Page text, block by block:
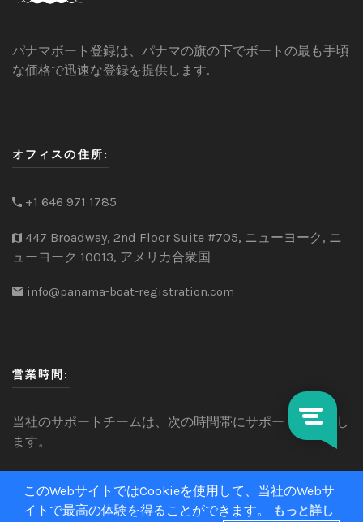
パナマボート登録は、パナマの旗の下でボートの最も手頃
な価格で迅速な登録を提供します.
オフィスの住所:
+1 646 971 1785
447 Broadway, 2nd Floor Suite #705, ニューヨーク, ニ
ューヨーク 10013, アメリカ合衆国
info@panama-boat-registration.com
営業時間:
当社のサポートチームは、次の時間帯にサポートを提供し
ます。
MONDAY – FRIDAY: 9.00 AM – 22.00 PM
このWebサイトではCookieを使用して、当社のWebサ
イトで最高の体験を得ることができます。
もっと詳し